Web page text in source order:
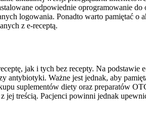
odpowiednie oprogramowanie do
logowania. Ponadto warto pamiętać
z e-receptą.
jak i tych bez recepty. Na podstawie
Ważne jest jednak, aby
suplementów diety oraz preparatów
treścią. Pacjenci powinni jednak